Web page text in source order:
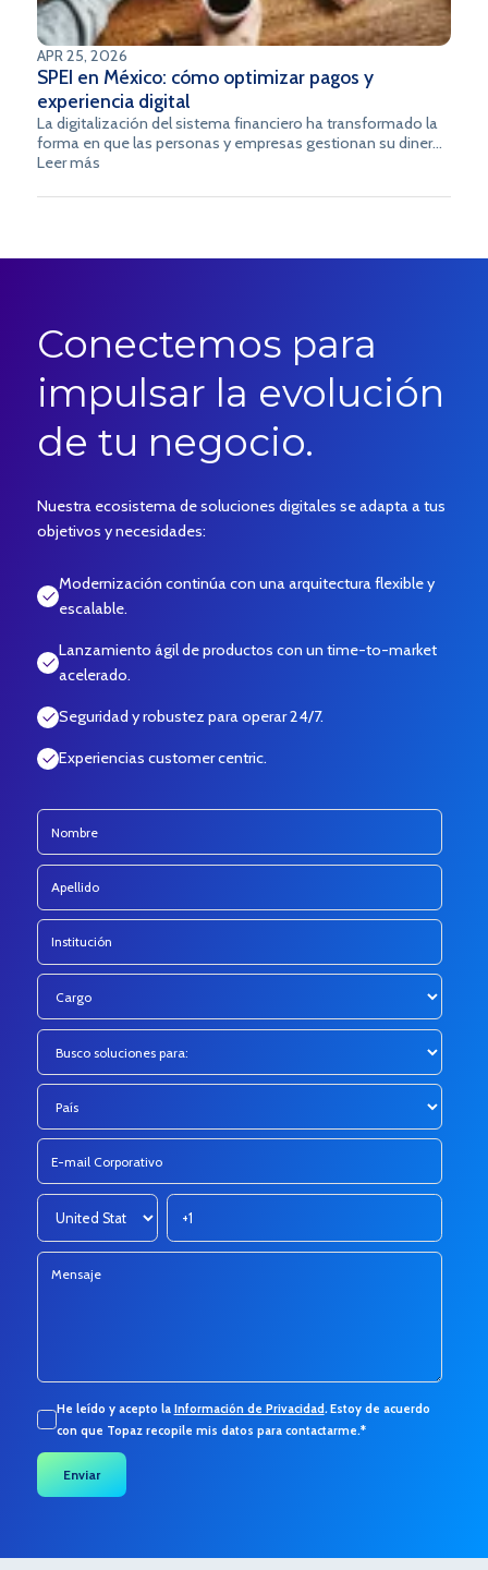
APR 25, 2026
SPEI en México: cómo optimizar pagos y
experiencia digital
La digitalización del sistema financiero ha transformado la
forma en que las personas y empresas gestionan su dinero.
En este contexto, comprender qué es SPEI resulta
electrónicas en México. Este sistema ha permitido que los
Leer más
Conectemos para
impulsar la evolución
de tu negocio.
Nuestra ecosistema de soluciones digitales se adapta a tus
objetivos y necesidades:
Modernización continúa con una arquitectura flexible y
escalable.
Lanzamiento ágil de productos con un time-to-market
acelerado.
Seguridad y robustez para operar 24/7.
Experiencias customer centric.
He leído y acepto la Información de Privacidad.Estoy de acuerdo
con que Topaz recopile mis datos para contactarme.*